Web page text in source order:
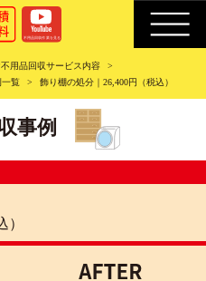
用品回収サービス内容
一覧 飾り棚の処分｜26,400円（税込）
事例